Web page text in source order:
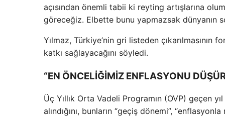
açısından önemli tabii ki reyting artışlarına
göreceğiz. Elbette bunu yapmazsak dünyanın
Yılmaz, Türkiye’nin gri listeden çıkarılmasının
katkı sağlayacağını söyledi.
“EN ÖNCELİĞİMİZ ENFLASYONU
Üç Yıllık Orta Vadeli Programın (OVP) geçen
alındığını, bunların “geçiş dönemi”,